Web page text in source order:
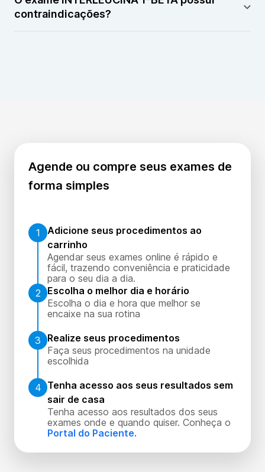
INTERLEUCINA 1-BETA pode ser repetido para
acompanhamento de doenças inflamatórias.
contraindicações?
Agende ou compre seus exames de
forma simples
1
Adicione seus procedimentos ao
carrinho
Agendar seus exames online é rápido e
fácil, trazendo conveniência e praticidade
para o seu dia a dia.
2
Escolha o melhor dia e horário
Escolha o dia e hora que melhor se
encaixe na sua rotina
3
Realize seus procedimentos
Faça seus procedimentos na unidade
escolhida
4 Tenha acesso aos seus resultados sem
sair de casa
Tenha acesso aos resultados dos seus
exames onde e quando quiser. Conheça o
Portal do Paciente.